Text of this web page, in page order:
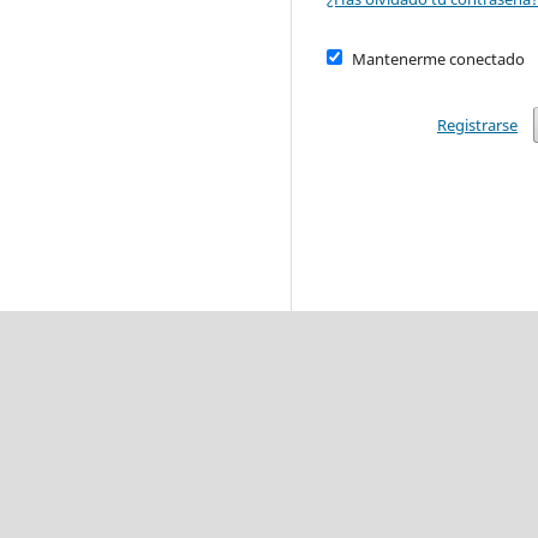
Mantenerme conectado
Registrarse